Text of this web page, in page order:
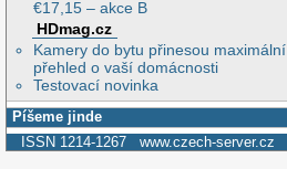
€17,15 – akce B
HDmag.cz
Kamery do bytu přinesou maximální
přehled o vaší domácnosti
Testovací novinka
Píšeme jinde
ISSN 1214-1267 www.czech-server.cz